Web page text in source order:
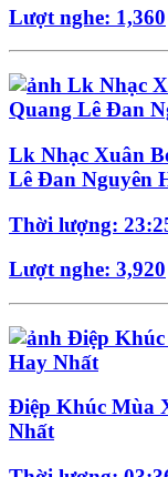
Lượt nghe: 1,360
Lk Nhạc Xuân
Lê Đan Nguyên
Thời lượng:
Lượt nghe: 3,920
Điệp Khúc Mùa
Nhất